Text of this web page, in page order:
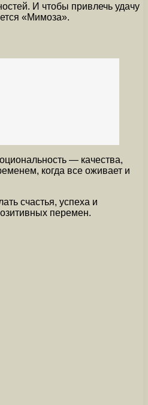
И чтобы привлечь удачу
«Мимоза».
— качества,
когда все оживает и
счастья, успеха и
перемен.